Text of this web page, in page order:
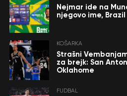
Nejmar ide na
njegovo ime,
KOŠARKA
Strašni
za brejk: San
Oklahome
FUDBAL